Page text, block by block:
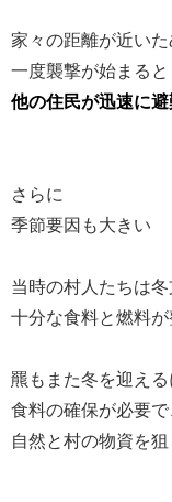
家々の距離が近いた
一度襲撃が始まると
他の住民が迅速に
さらに
季節要因も大きい
当時の村人たちは冬
十分な食料と燃料
羆もまた冬を迎える
食料の確保が必要で
自然と村の物資を